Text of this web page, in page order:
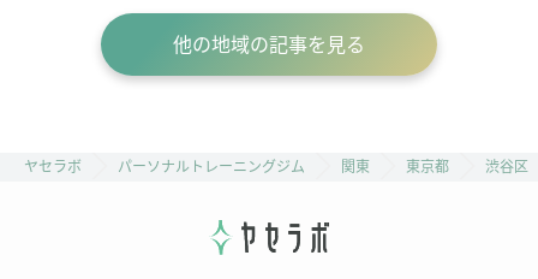
他の地域の記事を見る
ヤセラボ パーソナルトレーニングジム 関東 東京都 渋谷区